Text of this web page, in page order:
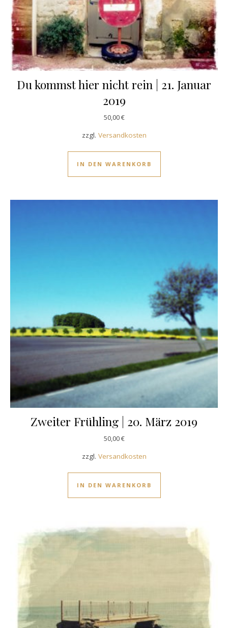
Du kommst hier nicht rein | 21. Januar
2019
50,00€
zzgl. Versandkosten
IN DEN WARENKORB
Zweiter Frühling | 20. März 2019
50,00€
zzgl. Versandkosten
IN DEN WARENKORB